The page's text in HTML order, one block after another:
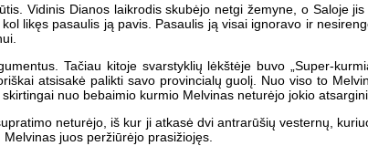
Vidinis Dianos laikrodis skubėjo netgi žemyne, o Saloje
likęs pasaulis ją pavis. Pasaulis ją visai ignoravo ir
Tačiau kitoje svarstyklių lėkštėje buvo „Super-
atsisakė palikti savo provincialų guolį. Nuo viso to
nuo bebaimio kurmio Melvinas neturėjo jokio
neturėjo, iš kur ji atkasė dvi antrarūšių vesternų,
juos peržiūrėjo prasižiojęs.